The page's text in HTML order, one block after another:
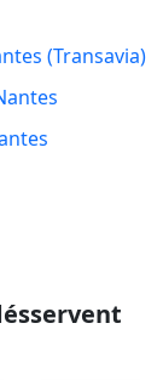
(Transavia)